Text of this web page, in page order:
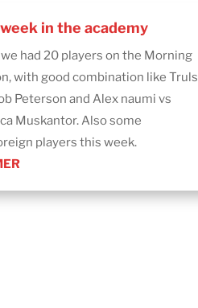
in the academy
had 20 players on the Morning
with good combination like Truls
Peterson and Alex naumi vs
Muskantor. Also some
players this week.